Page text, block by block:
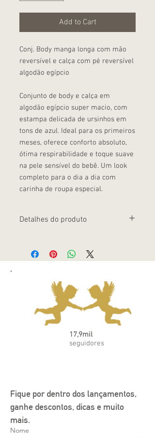
Add to Cart
Conj. Body manga longa com mão
reversível e calça com pé reversível
algodão egípcio
Conjunto de body e calça em
algodão egípcio super macio, com
estampa delicada de ursinhos em
tons de azul. Ideal para os primeiros
meses, oferece conforto absoluto,
ótima respirabilidade e toque suave
na pele sensível do bebê. Um look
completo para o dia a dia com
carinha de roupa especial.
Detalhes do produto
transpassado ou com abertura frontal,
facilitando a troca Tecido em algodão
Calça com cós confortável, não aperta a
barriguinha Ideal para usar com ou sem
manta, em qualquer estação
17,9mil
seguidores
Fique por dentro dos lançamentos,
ganhe descontos, dicas e muito
mais.
Nome